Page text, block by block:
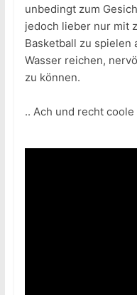
unbedingt zum
jedoch lieber nur mit
Basketball zu spielen
Wasser reichen,
zu können.
.. Ach und recht